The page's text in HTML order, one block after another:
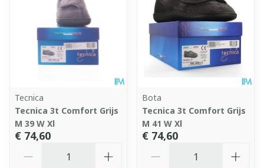
Tecnica
Tecnica 3t Comfort Grijs
M 39 W Xl
€ 74,60
Bota
Tecnica 3t Comfort Grijs
M 41 W Xl
€ 74,60